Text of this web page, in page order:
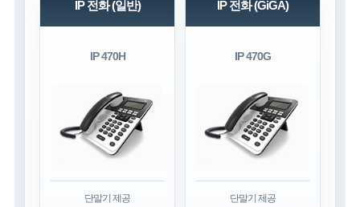
IP 전화 (일반)
IP 470H
단말기 제공
IP 전화 (GiGA)
IP 470G
단말기 제공